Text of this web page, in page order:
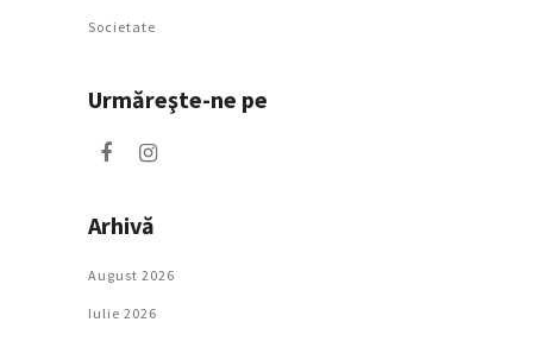
Societate
Urmăreşte-ne pe
Arhivă
August 2026
Iulie 2026